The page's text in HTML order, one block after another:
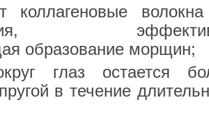
коллагеновые
образование морщин;
глаз остается
в течение